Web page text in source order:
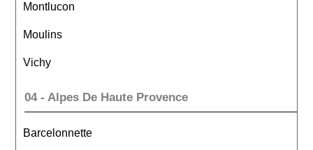
Montlucon
Moulins
Vichy
04 - Alpes De Haute Provence
Barcelonnette